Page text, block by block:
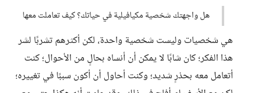
هل واجهتك شخصية مكيافيلية في حياتك؟ كيف تعاملت معها
هي شخصيات وليست شخصية واحدة، لكن أكثرهم تشربًا لشر
هذا الفكر؛ كان شابًا لا يمكن أن أنساه بحالٍ من الأحوال؛ كنت
أتعامل معه بحذرٍ شديد؛ وكنت أحاول أن أكون سببًا في تغييره؛